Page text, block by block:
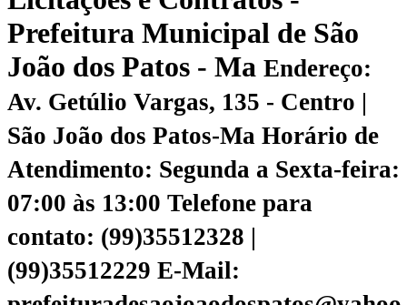
Prefeitura Municipal de São
João dos Patos - Ma Endereço:
Av. Getúlio Vargas, 135 - Centro |
São João dos Patos-Ma Horário de
Atendimento: Segunda a Sexta-feira:
07:00 às 13:00 Telefone para
contato: (99)35512328 |
(99)35512229 E-Mail: